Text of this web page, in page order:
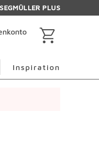
SEGMÜLLER PLUS
Inspiration